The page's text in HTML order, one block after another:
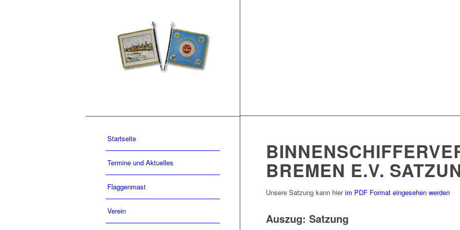
Startseite
Termine und Aktuelles
Flaggenmast
Verein
BREMEN E.V.
Unsere Satzung kann hierim PDF Format eingesehen werden
Auszug: Satzung